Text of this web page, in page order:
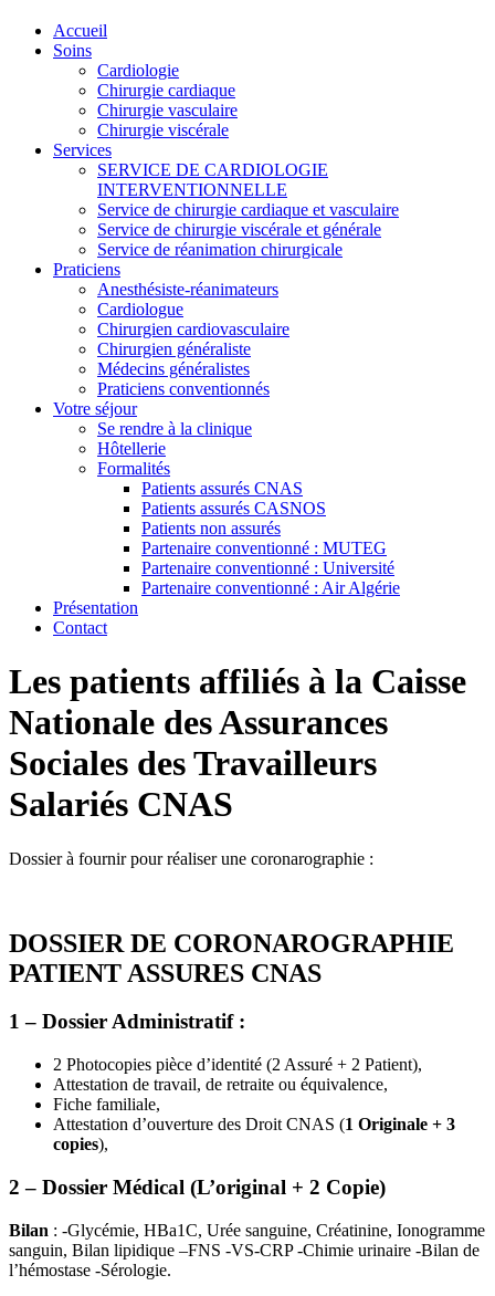
Accueil
Soins
Cardiologie
Chirurgie cardiaque
Chirurgie vasculaire
Chirurgie viscérale
Services
SERVICE DE CARDIOLOGIE
INTERVENTIONNELLE
Service de chirurgie cardiaque et vasculaire
Service de chirurgie viscérale et générale
Service de réanimation chirurgicale
Praticiens
Anesthésiste-réanimateurs
Cardiologue
Chirurgien cardiovasculaire
Chirurgien généraliste
Médecins généralistes
Praticiens conventionnés
Votre séjour
Se rendre à la clinique
Hôtellerie
Formalités
Patients assurés CNAS
Patients assurés CASNOS
Patients non assurés
Partenaire conventionné : MUTEG
Partenaire conventionné : Université
Partenaire conventionné : Air Algérie
Présentation
Contact
Les patients affiliés à la Caisse
Nationale des Assurances
Sociales des Travailleurs
Salariés CNAS
Dossier à fournir pour réaliser une coronarographie :
DOSSIER DE CORONAROGRAPHIE
PATIENT ASSURES CNAS
1 – Dossier Administratif :
2 Photocopies pièce d’identité (2 Assuré + 2 Patient),
Attestation de travail, de retraite ou équivalence,
Fiche familiale,
Attestation d’ouverture des Droit CNAS (1 Originale + 3
copies),
2 – Dossier Médical (L’original + 2 Copie)
Bilan : -Glycémie, HBa1C, Urée sanguine, Créatinine, Ionogramme
sanguin, Bilan lipidique –FNS -VS-CRP -Chimie urinaire -Bilan de
l’hémostase -Sérologie.